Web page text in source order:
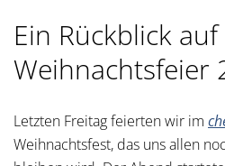
Ein Rückblick
Weihnachtsfeier
Letzten Freitag feierten wir im
Weihnachtsfest, das uns allen